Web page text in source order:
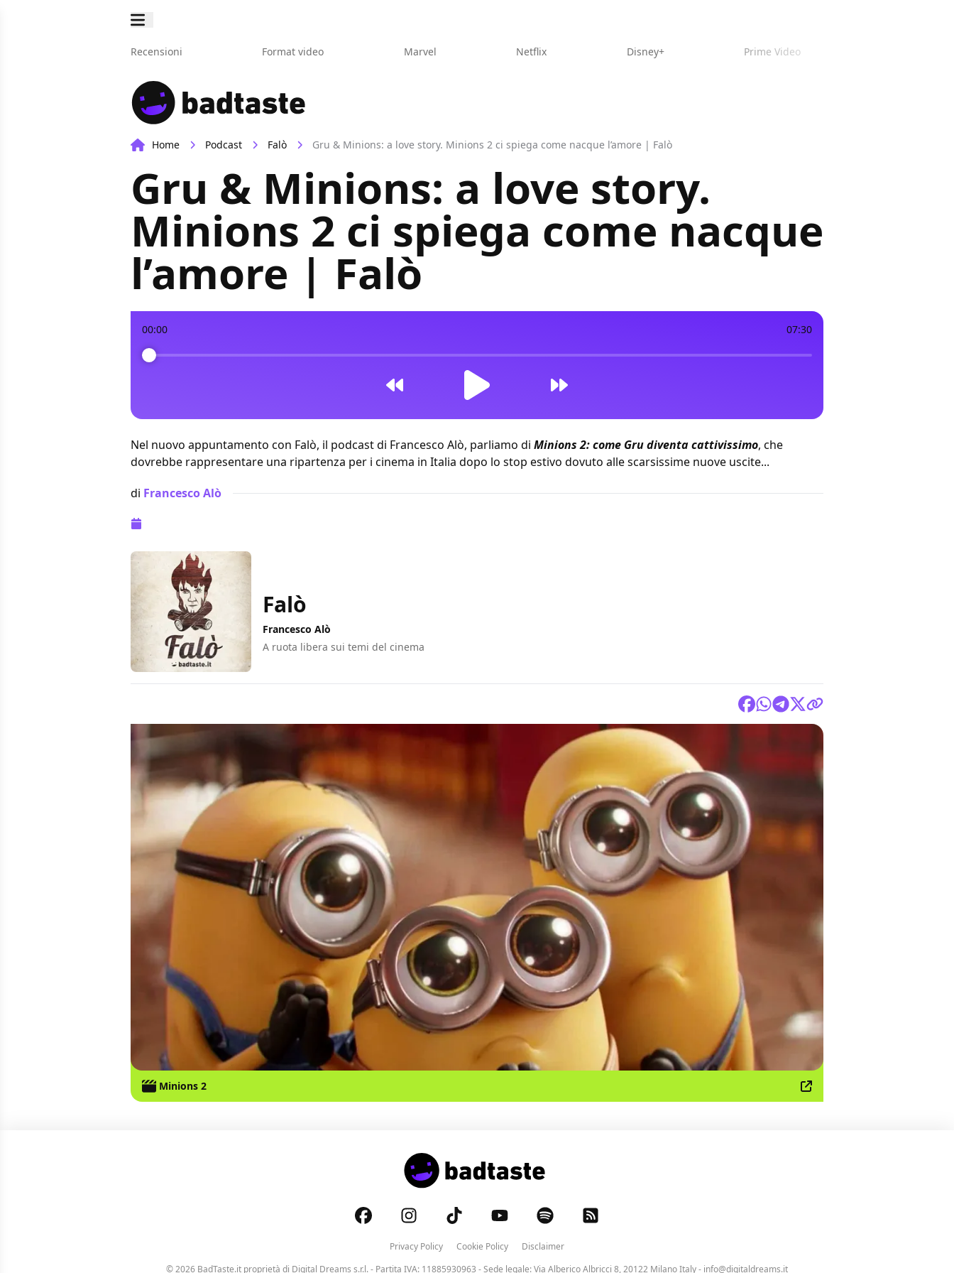
Recensioni Format video Marvel Netflix Disney+ Prime Video
Home Podcast Falò Gru & Minions: a love story. Minions 2 ci spiega come nacque l’amore | Falò
Gru & Minions: a love story.
Minions 2 ci spiega come nacque
l’amore | Falò
00:00 07:30
Nel nuovo appuntamento con Falò, il podcast di Francesco Alò, parliamo di Minions 2: come Gru diventa cattivissimo, che
dovrebbe rappresentare una ripartenza per i cinema in Italia dopo lo stop estivo dovuto alle scarsissime nuove uscite...
di Francesco Alò
Falò
Francesco Alò
A ruota libera sui temi del cinema
Minions 2
Privacy Policy Cookie Policy
Disclaimer
© 2026 BadTaste.it proprietà di Digital Dreams s.r.l.- Partita IVA: 11885930963 - Sede legale: Via Alberico Albricci 8, 20122 Milano Italy - info@digitaldreams.it